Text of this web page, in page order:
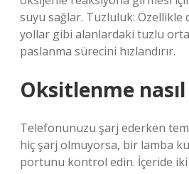
suyu sağlar. Tuzluluk: Özellikle
yollar gibi alanlardaki tuzlu
paslanma sürecini hızlandırır.
Oksitlenme nasıl
Telefonunuzu şarj ederken
hiç şarj olmuyorsa, bir lamba
portunu kontrol edin. İçeride iki